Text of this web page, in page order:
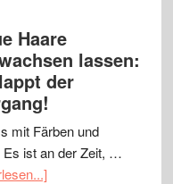
Haare
lassen:
der
mit Färben und
Es ist an der Zeit, …